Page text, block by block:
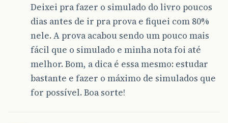
Deixei pra fazer o simulado do livro poucos
dias antes de ir pra prova e fiquei com 80%
nele. A prova acabou sendo um pouco mais
fácil que o simulado e minha nota foi até
melhor. Bom, a dica é essa mesmo: estudar
bastante e fazer o máximo de simulados que
for possível. Boa sorte!